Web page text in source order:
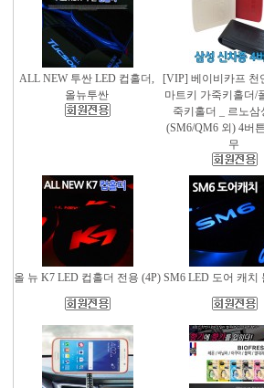
ALL NEW 투싼 LED 컵홀더,
올뉴투싼
[VIP] 베이비카프 천
마트키 가죽키홀더/
죽키홀더 _ 르노삼
(SM6/QM6 외) 4버
무
올 뉴 K7 LED 컵홀더 전용 (4P) SM6 LED 도어 캐치